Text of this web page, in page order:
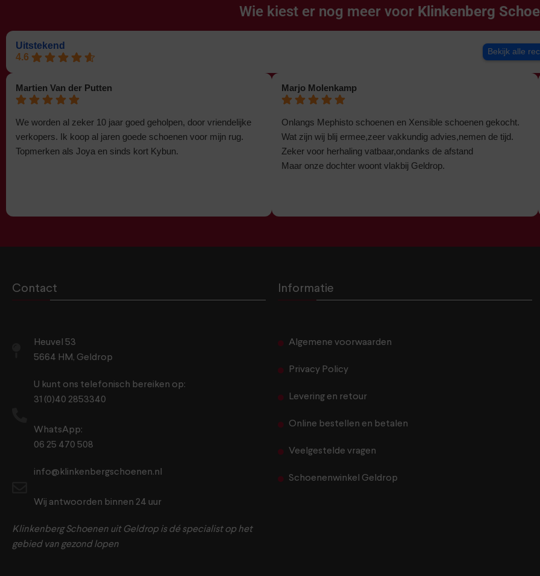
Wie kiest er nog meer voor Klinkenberg
Uitstekend
4.6
Bekijk alle
Martien Van der Putten
We worden al zeker 10 jaar goed geholpen, door vriendelijke
verkopers. Ik koop al jaren goede schoenen voor mijn rug.
Topmerken als Joya en sinds kort Kybun.
Marjo Molenkamp
Onlangs Mephisto schoenen en Xensible schoenen gekocht.
Wat zijn wij blij ermee,zeer vakkundig advies,nemen de tijd.
Zeker voor herhaling vatbaar,ondanks de afstand
Maar onze dochter woont vlakbij Geldrop.
Contact
Heuvel 53
5664 HM, Geldrop
U kunt ons telefonisch bereiken op:
31 (0)40 2853340
WhatsApp:
06 25 470 508
info@klinkenbergschoenen.nl
Wij antwoorden binnen 24 uur
Klinkenberg Schoenen uit Geldrop is dé specialist op het
gebied van gezond lopen
Informatie
Algemene voorwaarden
Privacy Policy
Levering en retour
Online bestellen en betalen
Veelgestelde vragen
Schoenenwinkel Geldrop